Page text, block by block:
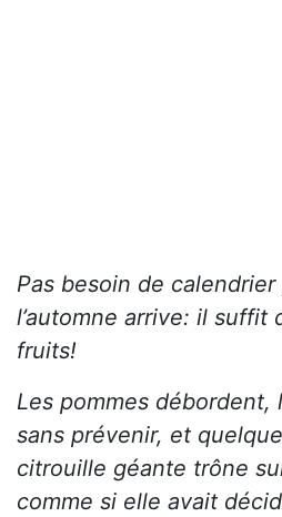
Pas besoin de
l’automne arrive: il suffit
fruits!
Les pommes débordent,
sans prévenir, et
citrouille géante trône
comme si elle avait